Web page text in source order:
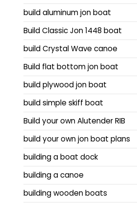
build aluminum jon boat
Build Classic Jon 1448 boat
build Crystal Wave canoe
Build flat bottom jon boat
build plywood jon boat
build simple skiff boat
Build your own Alutender RIB
build your own jon boat plans
building a boat dock
building a canoe
building wooden boats